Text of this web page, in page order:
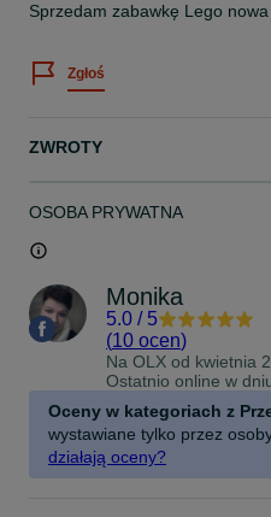
Sprzedam zabawkę Lego
Zgłoś
ZWROTY
OSOBA PRYWATNA
Monika
5.0 / 5
(10 ocen)
Na OLX od kwietnia
Ostatnio online w
Oceny w kategoriach z
wystawiane tylko przez
działają oceny?